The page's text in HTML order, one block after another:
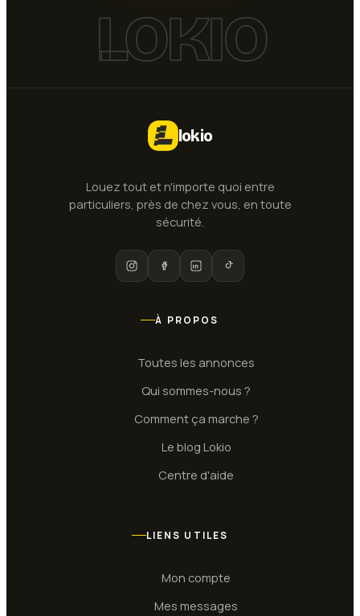
LOKIO
lokio
Louez tout et n'importe quoi entre
particuliers, près de chez vous, en toute
sécurité.
À PROPOS
Toutes les annonces
Qui sommes-nous ?
Comment ça marche ?
Le blog Lokio
Centre d'aide
LIENS UTILES
Mon compte
Mes messages